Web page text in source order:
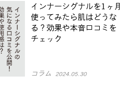
インナーシグナルを1ヶ月
使ってみたら肌はどうな
る？効果や本音口コミを
チェック
コラム 2024.05.30